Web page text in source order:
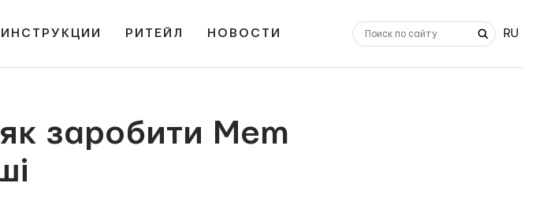
ИНСТРУКЦИИ РИТЕЙЛ НОВОСТИ RU
заробити Mem